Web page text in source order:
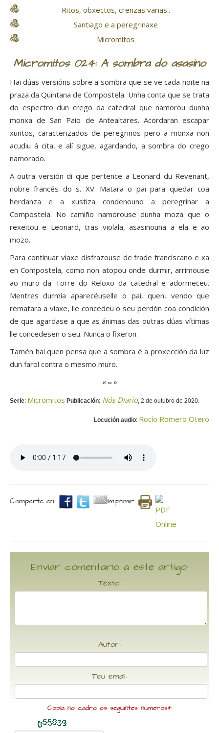
Ritos, obxectos, crenzas varias..
Santiago e a peregrinaxe
Micromitos
Micromitos 024: A sombra do asasino
Hai dúas versións sobre a sombra que se ve cada noite na
praza da Quintana de Compostela. Unha conta que se trata
do espectro dun crego da catedral que namorou dunha
monxa de San Paio de Antealtares. Acordaran escapar
xuntos, caracterizados de peregrinos pero a monxa non
acudiu á cita, e alí sigue, agardando, a sombra do crego
namorado.
A outra versión di que pertence a Leonard du Revenant,
nobre francés do s. XV. Matara o pai para quedar coa
herdanza e a xustiza condenouno a peregrinar a
Compostela. No camiño namorouse dunha moza que o
rexeitou e Leonard, tras violala, asasinouna a ela e ao
mozo.
Para continuar viaxe disfrazouse de frade franciscano e xa
en Compostela, como non atopou onde durmir, arrimouse
ao muro da Torre do Reloxo da catedral e adormeceu.
Mentres durmía aparecéuselle o pai, quen, vendo que
rematara a viaxe, lle concedeu o seu perdón coa condición
de que agardase a que as ánimas das outras dúas vítimas
lle concedesen o seu. Nunca o fixeron.
Tamén hai quen pensa que a sombra é a proxección da luz
dun farol contra o mesmo muro.
«⇔»
Serie: Micromitos Publicación: Nós Diario, 2 de outubro de 2020.
Locución audio: Rocío Romero Otero
Comparte en. Imprimir.
Enviar comentario a este artigo:
Texto:
Autor:
Teu email:
Copia no cadro os seguintes números*: